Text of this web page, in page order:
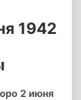
1942
2 июня